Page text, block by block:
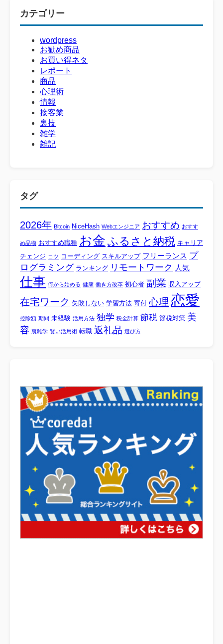
カテゴリー
wordpress
お勧め商品
お買い得ネタ
レポート
商品
心理術
情報
接客業
裏技
雑学
雑記
タグ
2026年 Bitcoin NiceHash Webエンジニア おすすめ おすす
め品物 おすすめ職種 お金 ふるさと納税 キャリア
チェンジ コツ コーディング スキルアップ フリーランス プ
ログラミング ランキング リモートワーク 人気
仕事 何から始める 健康 働き方改革 初心者 副業 収入アップ
在宅ワーク 失敗しない 学習方法 寄付 心理 恋愛
控除額 期間 未経験 活用方法 独学 税金計算 節税 節税対策 美
容 裏雑学 賢い活用術 転職 返礼品 選び方